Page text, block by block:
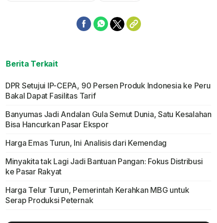
Berita Terkait
DPR Setujui IP-CEPA, 90 Persen Produk Indonesia ke Peru
Bakal Dapat Fasilitas Tarif
Banyumas Jadi Andalan Gula Semut Dunia, Satu Kesalahan
Bisa Hancurkan Pasar Ekspor
Harga Emas Turun, Ini Analisis dari Kemendag
Minyakita tak Lagi Jadi Bantuan Pangan: Fokus Distribusi
ke Pasar Rakyat
Harga Telur Turun, Pemerintah Kerahkan MBG untuk
Serap Produksi Peternak